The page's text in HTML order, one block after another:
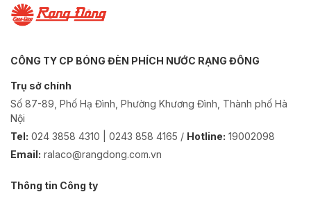
CÔNG TY CP BÓNG ĐÈN PHÍCH NƯỚC RẠNG ĐÔNG
Trụ sở chính
Số 87-89, Phố Hạ Đình, Phường Khương Đình, Thành phố Hà
Nội
Tel: 024 3858 4310 | 0243 858 4165 / Hotline: 19002098
Email: ralaco@rangdong.com.vn
Thông tin Công ty